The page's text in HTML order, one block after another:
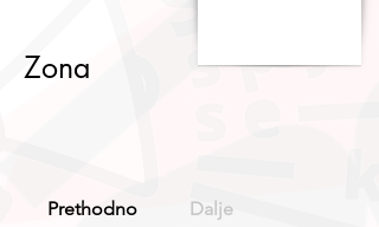
Zona
Prethodno Dalje